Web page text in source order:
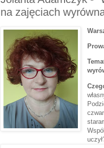
na zajęciach